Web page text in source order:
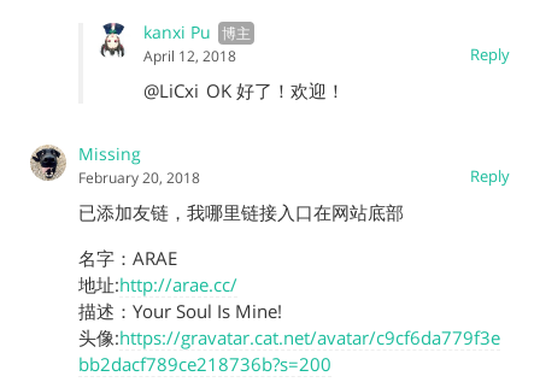
kanxi Pu
Reply
April 12, 2018
@LiCxi OK 好了！欢迎！
Missing
Reply
February 20, 2018
已添加友链，我哪里链接入口在网站底部
名字：ARAE
地址:http://arae.cc/
描述：Your Soul Is Mine!
头像:https://gravatar.cat.net/avatar/c9cf6da779f3e
bb2dacf789ce218736b?s=200